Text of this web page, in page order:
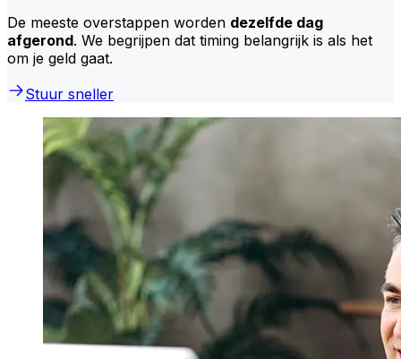
De meeste overstappen worden dezelfde dag
afgerond. We begrijpen dat timing belangrijk is als het
om je geld gaat.
Stuur sneller